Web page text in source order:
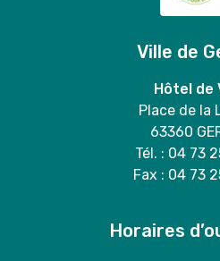
Ville de
Hôtel de
Place de la
63360
Tél. : 04 73
Fax : 04 73
Horaires